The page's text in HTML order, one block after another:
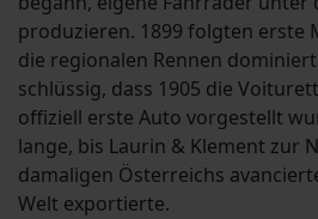
produzieren. 1899 folgten erste
die regionalen Rennen
schlüssig, dass 1905 die
offiziell erste Auto vorgestellt
lange, bis Laurin & Klement zur
damaligen Österreichs
Welt exportierte.